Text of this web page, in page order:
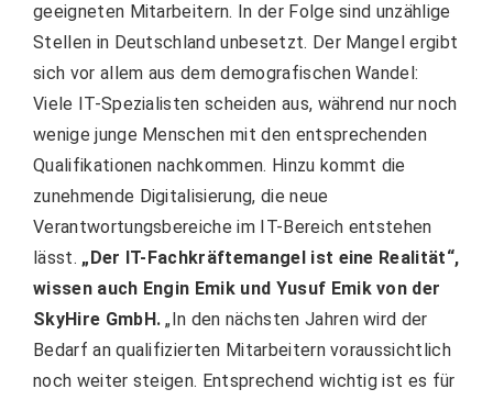
geeigneten Mitarbeitern. In der Folge sind unzählige
Stellen in Deutschland unbesetzt. Der Mangel ergibt
sich vor allem aus dem demografischen Wandel:
Viele IT-Spezialisten scheiden aus, während nur noch
wenige junge Menschen mit den entsprechenden
Qualifikationen nachkommen. Hinzu kommt die
zunehmende Digitalisierung, die neue
Verantwortungsbereiche im IT-Bereich entstehen
lässt. „Der IT-Fachkräftemangel ist eine Realität“,
wissen auch Engin Emik und Yusuf Emik von der
SkyHire GmbH. „In den nächsten Jahren wird der
Bedarf an qualifizierten Mitarbeitern voraussichtlich
noch weiter steigen. Entsprechend wichtig ist es für